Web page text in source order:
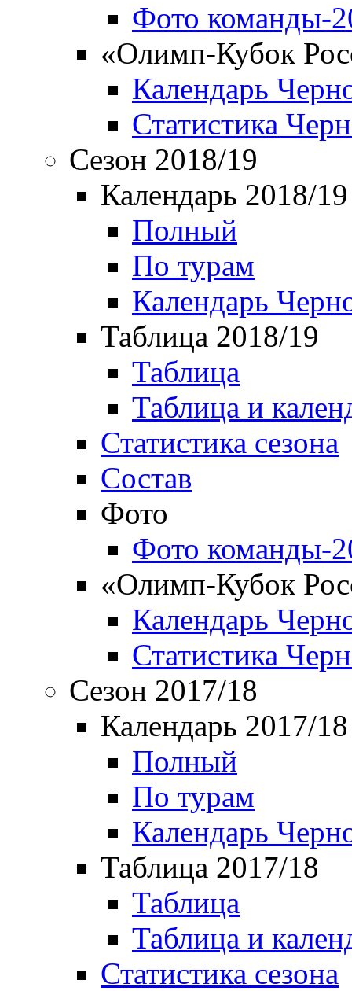
Фото команды-
«Олимп-Кубок
Календарь
Статистика
Сезон 2018/19
Календарь 2018/19
Полный
По турам
Календарь
Таблица 2018/19
Таблица
Таблица и
Статистика сезона
Состав
Фото
Фото команды-
«Олимп-Кубок
Календарь
Статистика
Сезон 2017/18
Календарь 2017/18
Полный
По турам
Календарь
Таблица 2017/18
Таблица
Таблица и
Статистика сезона